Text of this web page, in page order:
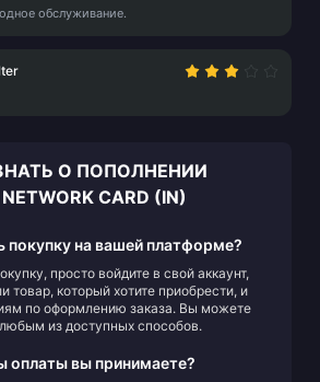
обслуживание.
О ПОПОЛНЕНИИ
CARD (IN)
покупку на вашей платформе?
просто войдите в свой аккаунт,
товар, который хотите приобрести, и
по оформлению заказа. Вы можете
из доступных способов.
оплаты вы принимаете?